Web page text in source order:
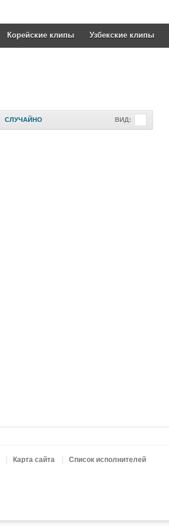
Корейские клипы Узбекские клипы
СЛУЧАЙНО ВИД:
Карта сайта
Список исполнителей